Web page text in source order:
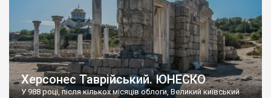
Херсонес Таврійський. ЮНЕСКО
У 988 році, після кількох місяців облоги, Великий київський